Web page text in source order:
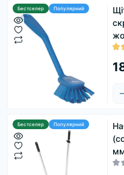
підприємства
якості. Якщо потрібно
безпечні для
вироби, то більш
торговельною маркою
продукцію можна в
LFOOD,
відра;
водяні пістолети
Бестселер Популярний
Бестселер Популярний